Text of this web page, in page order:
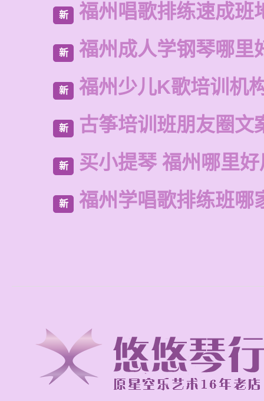
新 福州唱歌排练速成班
新 福州成人学钢琴哪里
新 福州少儿K歌培训机
新 古筝培训班朋友圈文
新 买小提琴 福州哪里
新 福州学唱歌排练班哪